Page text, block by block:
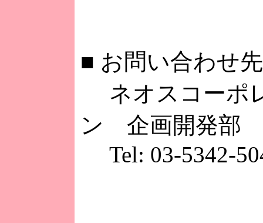
■ お問い合わせ先
ネオスコーポ
ン 企画開発部
Tel: 03-5342-